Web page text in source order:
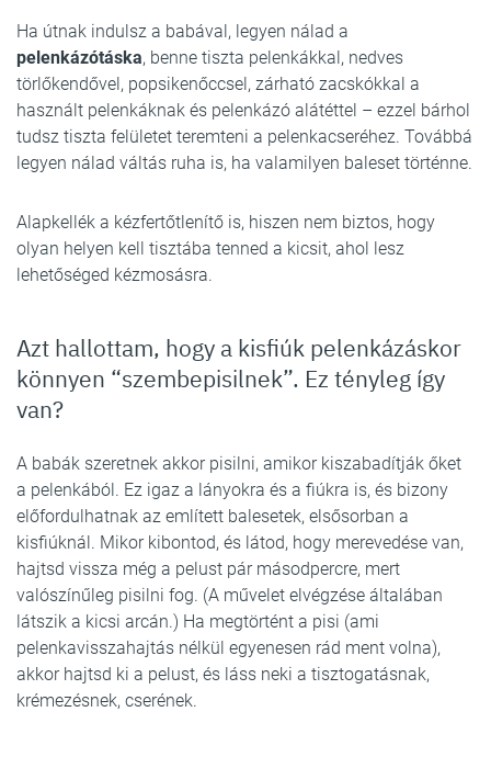
Ha útnak indulsz a babával, legyen nálad a
pelenkázótáska, benne tiszta pelenkákkal, nedves
törlőkendővel, popsikenőccsel, zárható zacskókkal a
használt pelenkáknak és pelenkázó alátéttel – ezzel bárhol
tudsz tiszta felületet teremteni a pelenkacseréhez. Továbbá
legyen nálad váltás ruha is, ha valamilyen baleset történne.
Alapkellék a kézfertőtlenítő is, hiszen nem biztos, hogy
olyan helyen kell tisztába tenned a kicsit, ahol lesz
lehetőséged kézmosásra.
Azt hallottam, hogy a kisfiúk pelenkázáskor
könnyen “szembepisilnek”. Ez tényleg így
van?
A babák szeretnek akkor pisilni, amikor kiszabadítják őket
a pelenkából. Ez igaz a lányokra és a fiúkra is, és bizony
előfordulhatnak az említett balesetek, elsősorban a
kisfiúknál. Mikor kibontod, és látod, hogy merevedése van,
hajtsd vissza még a pelust pár másodpercre, mert
valószínűleg pisilni fog. (A művelet elvégzése általában
látszik a kicsi arcán.) Ha megtörtént a pisi (ami
pelenkavisszahajtás nélkül egyenesen rád ment volna),
akkor hajtsd ki a pelust, és láss neki a tisztogatásnak,
krémezésnek, cserének.